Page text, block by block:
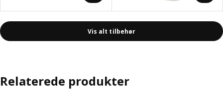
Vis alt tilbehør
Relaterede produkter